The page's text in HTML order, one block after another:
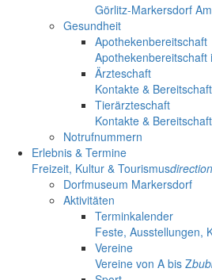
Görlitz-Markersdorf
Gesundheit
Apothekenbereitschaft
Apothekenbereitschaft
Ärzteschaft
Kontakte &
Tierärzteschaft
Kontakte &
Notrufnummern
Erlebnis & Termine
Freizeit, Kultur & Tourismus
Dorfmuseum Markersdorf
Aktivitäten
Terminkalender
Feste, Ausstellungen,
Vereine
Vereine von A bis Z